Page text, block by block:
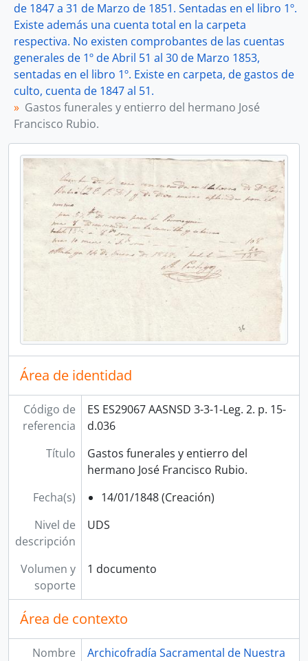
de 1847 a 31 de Marzo de 1851. Sentadas en el libro 1º.
Existe además una cuenta total en la carpeta
respectiva. No existen comprobantes de las cuentas
generales de 1º de Abril 51 al 30 de Marzo 1853,
sentadas en el libro 1º. Existe en carpeta, de gastos de
culto, cuenta de 1847 al 51.
Gastos funerales y entierro del hermano José
Francisco Rubio.
Área de identidad
Código de
referencia
ES ES29067 AASNSD 3-3-1-Leg. 2. p. 15-
d.036
Título
Gastos funerales y entierro del
hermano José Francisco Rubio.
Fecha(s)
14/01/1848 (Creación)
Nivel de
descripción
UDS
Volumen y
soporte
1 documento
Área de contexto
Nombre
Archicofradía Sacramental de Nuestra